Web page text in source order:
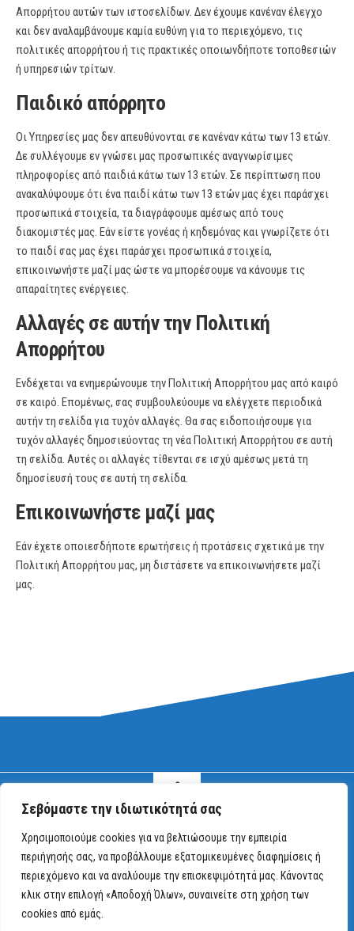
Σεβόμαστε την ιδιωτικότητά σας
Χρησιμοποιούμε cookies για να βελτιώσουμε την εμπειρία
περιήγησής σας, να προβάλλουμε εξατομικευμένες διαφημίσεις ή
περιεχόμενο και να αναλύουμε την επισκεψιμότητά μας. Κάνοντας
κλικ στην επιλογή «Αποδοχή Όλων», συναινείτε στη χρήση των
cookies από εμάς.
Απορρήτου αυτών των ιστοσελίδων. Δεν έχουμε κανέναν έλεγχο
και δεν αναλαμβάνουμε καμία ευθύνη για το περιεχόμενο, τις
πολιτικές απορρήτου ή τις πρακτικές οποιωνδήποτε τοποθεσιών
ή υπηρεσιών τρίτων.
Παιδικό απόρρητο
Οι Υπηρεσίες μας δεν απευθύνονται σε κανέναν κάτω των 13 ετών.
Δε συλλέγουμε εν γνώσει μας προσωπικές αναγνωρίσιμες
πληροφορίες από παιδιά κάτω των 13 ετών. Σε περίπτωση που
ανακαλύψουμε ότι ένα παιδί κάτω των 13 ετών μας έχει παράσχει
προσωπικά στοιχεία, τα διαγράφουμε αμέσως από τους
διακομιστές μας. Εάν είστε γονέας ή κηδεμόνας και γνωρίζετε ότι
το παιδί σας μας έχει παράσχει προσωπικά στοιχεία,
επικοινωνήστε μαζί μας ώστε να μπορέσουμε να κάνουμε τις
απαραίτητες ενέργειες.
Αλλαγές σε αυτήν την Πολιτική
Απορρήτου
Ενδέχεται να ενημερώνουμε την Πολιτική Απορρήτου μας από καιρό
σε καιρό. Επομένως, σας συμβουλεύουμε να ελέγχετε περιοδικά
αυτήν τη σελίδα για τυχόν αλλαγές. Θα σας ειδοποιήσουμε για
τυχόν αλλαγές δημοσιεύοντας τη νέα Πολιτική Απορρήτου σε αυτή
τη σελίδα. Αυτές οι αλλαγές τίθενται σε ισχύ αμέσως μετά τη
δημοσίευσή τους σε αυτή τη σελίδα.
Επικοινωνήστε μαζί μας
Εάν έχετε οποιεσδήποτε ερωτήσεις ή προτάσεις σχετικά με την
Πολιτική Απορρήτου μας, μη διστάσετε να επικοινωνήσετε μαζί
μας.
Ablocfest - Μην κυνηγάτε τη νίκη, γίνετε νικητές στο Zet Casino!. Ολα τα
δικαιώματα διατηρούνται.